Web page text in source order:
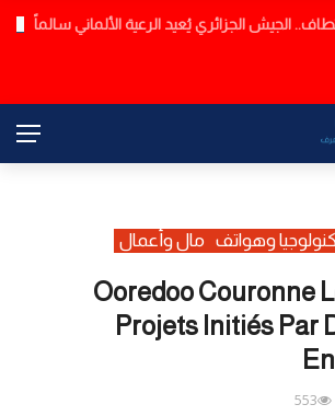
وهواتف مال وأعمال
Ooredoo Couronne
Projets Initiés Par
553